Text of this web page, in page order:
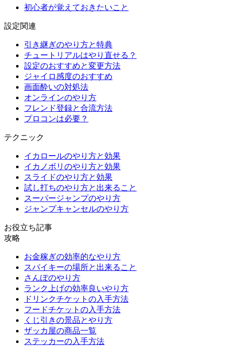
初心者が覚えておきたいこと
設定関連
引き継ぎのやり方と特典
チュートリアルはやり直せる？
設定のおすすめと変更方法
ジャイロ感度のおすすめ
画面酔いの対処法
オンラインのやり方
フレンド登録と合流方法
プロコンは必要？
テクニック
イカロールのやり方と効果
イカノボリのやり方と効果
スライドのやり方と効果
試し打ちのやり方と出来ること
スーパージャンプのやり方
ジャンプキャンセルのやり方
お役立ち記事
攻略
お金稼ぎの効率的なやり方
スパイキーの場所と出来ること
さんぽのやり方
ランク上げの効率良いやり方
ドリンクチケットの入手方法
フードチケットの入手方法
くじ引きの景品とやり方
ザッカ屋の商品一覧
ステッカーの入手方法